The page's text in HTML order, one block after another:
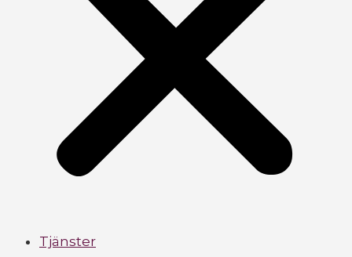
Tjänster